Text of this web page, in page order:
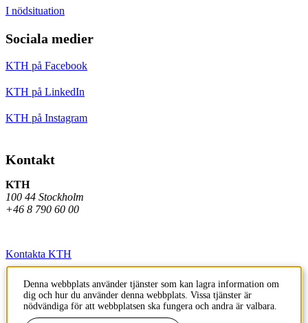
I nödsituation
Sociala medier
KTH på Facebook
KTH på LinkedIn
KTH på Instagram
Kontakt
KTH
100 44 Stockholm
+46 8 790 60 00
Kontakta KTH
Jobba på KTH
Press och media
Denna webbplats använder tjänster som kan lagra information om
dig och hur du använder denna webbplats. Vissa tjänster är
nödvändiga för att webbplatsen ska fungera och andra är valbara.